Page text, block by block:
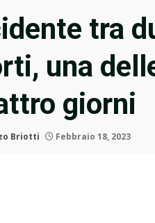
tra
una
giorni
Briotti Febbraio 18, 2023